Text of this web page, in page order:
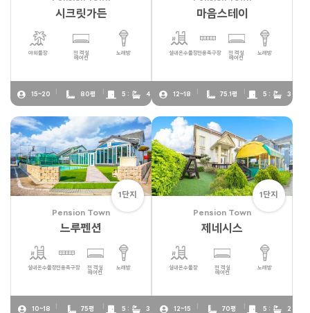
시크릿가든
야외풀장
전 객실
에어컨
노래방
15~20 80평 5 : 4
마음스테이
실내온수풀장전용족구장
전 객실
에어컨
노래방
12~18 75.1평 5 : 3
1단지
Pension Town
느루펜션
실내온수풀장전용족구장
전 객실
에어컨
노래방
10~18 75평 5 : 3
1단지
Pension Town
제네시스
실내온수풀장
전 객실
에어컨
노래방
12~15 70평 5 : 2